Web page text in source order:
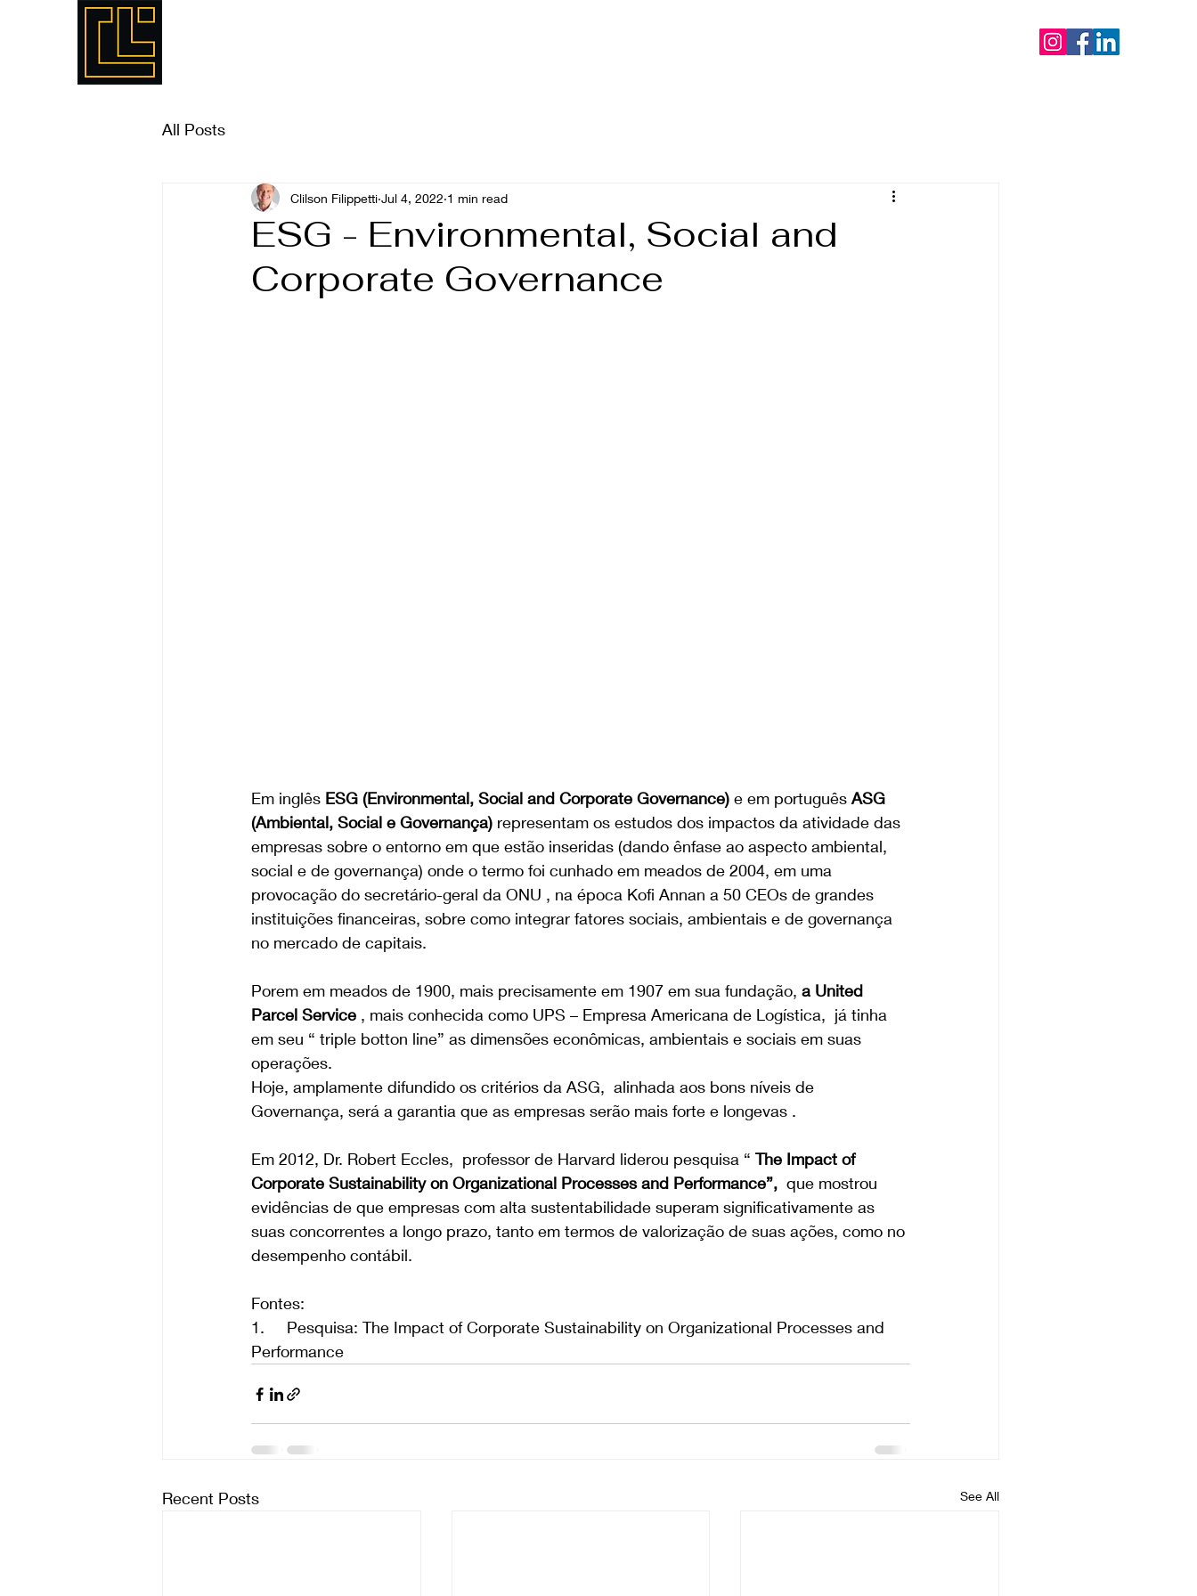
All Posts
ESG - Environmental, Social and
Corporate Governance
Clilson Filippetti Jul 4, 2022 1 min read
Em inglês ESG (Environmental, Social and Corporate Governance) e em português ASG
(Ambiental, Social e Governança) representam os estudos dos impactos da atividade das
empresas sobre o entorno em que estão inseridas (dando ênfase ao aspecto ambiental,
social e de governança) onde o termo foi cunhado em meados de 2004, em uma
provocação do secretário-geral da ONU , na época Kofi Annan a 50 CEOs de grandes
instituições financeiras, sobre como integrar fatores sociais, ambientais e de governança
no mercado de capitais.
Porem em meados de 1900, mais precisamente em 1907 em sua fundação, a United
Parcel Service , mais conhecida como UPS – Empresa Americana de Logística,  já tinha
em seu “ triple botton line” as dimensões econômicas, ambientais e sociais em suas
operações.
Hoje, amplamente difundido os critérios da ASG,  alinhada aos bons níveis de
Governança, será a garantia que as empresas serão mais forte e longevas .
Em 2012, Dr. Robert Eccles,  professor de Harvard liderou pesquisa “ The Impact of
Corporate Sustainability on Organizational Processes and Performance”, que mostrou
evidências de que empresas com alta sustentabilidade superam significativamente as
suas concorrentes a longo prazo, tanto em termos de valorização de suas ações, como no
desempenho contábil.
Fontes:
1.     Pesquisa: The Impact of Corporate Sustainability on Organizational Processes and
Performance
Recent Posts See All